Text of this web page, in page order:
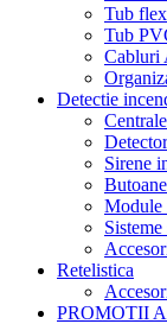
Tub
Tub
Detectie
Sirene
Module
Retelistica
PROMOTII